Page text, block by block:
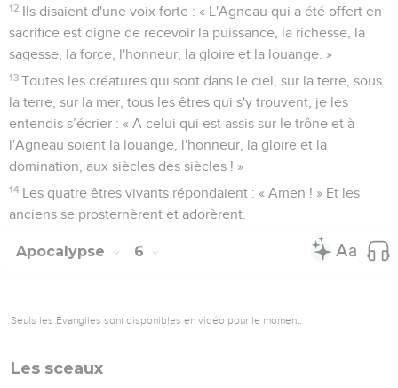
12 Ils disaient d'une voix forte : « L'Agneau qui a été offert en
sacrifice est digne de recevoir la puissance, la richesse, la
sagesse, la force, l'honneur, la gloire et la louange. »
13 Toutes les créatures qui sont dans le ciel, sur la terre, sous
la terre, sur la mer, tous les êtres qui s'y trouvent, je les
entendis s’écrier : « A celui qui est assis sur le trône et à
l'Agneau soient la louange, l'honneur, la gloire et la
domination, aux siècles des siècles ! »
14 Les quatre êtres vivants répondaient : « Amen ! » Et les
anciens se prosternèrent et adorèrent.
Apocalypse 6
Seuls les Évangiles sont disponibles en vidéo pour le moment.
Les sceaux